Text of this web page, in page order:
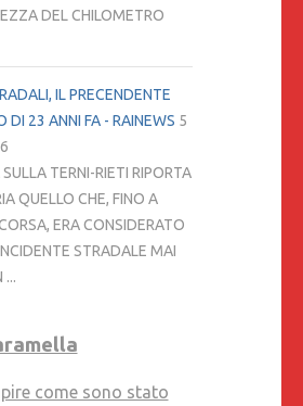
DEL CHILOMETRO
IL PRECENDENTE
DI 23 ANNI FA - RAINEWS 5
TERNI-RIETI RIPORTA
QUELLO CHE, FINO A
ERA CONSIDERATO
STRADALE MAI
...
come sono stato